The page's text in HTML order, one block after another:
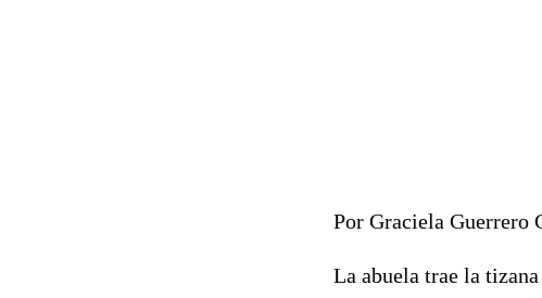
Por Graciela Guerrero
La abuela trae la